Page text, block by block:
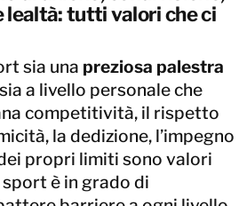
lealtà: tutti valori che ci
sia una preziosa palestra
a livello personale che
competitività, il rispetto
la dedizione, l’impegno
propri limiti sono valori
è in grado di